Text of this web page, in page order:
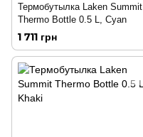
Термобутылка Laken Summit
Thermo Bottle 0.5 L, Cyan
1 711 грн